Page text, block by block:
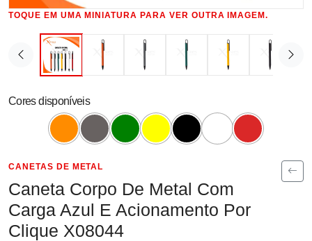
TOQUE EM UMA MINIATURA PARA VER OUTRA IMAGEM.
Cores disponíveis
CANETAS DE METAL
Caneta Corpo De Metal Com
Carga Azul E Acionamento Por
Clique X08044